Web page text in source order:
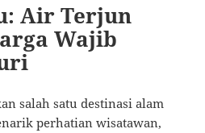
Air Terjun
Wajib
salah satu destinasi alam
perhatian wisatawan,